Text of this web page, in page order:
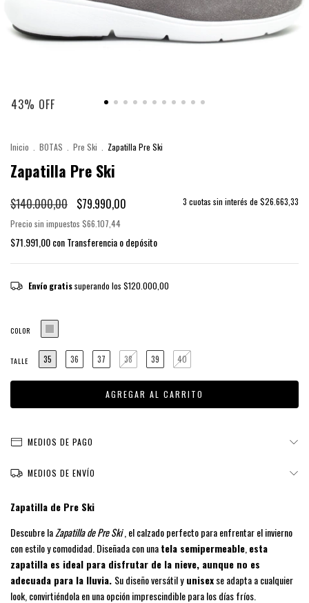
43% OFF
Inicio BOTAS Pre Ski Zapatilla Pre Ski
Zapatilla Pre Ski
$140.000,00 $79.990,00 3 cuotas sin interés de $26.663,33
Precio sin impuestos $66.107,44
$71.991,00conTransferencia o depósito
Envío gratis superando los $120.000,00
COLOR
TALLE 35 36 37 38 39 40
MEDIOS DE PAGO
MEDIOS DE ENVÍO
Zapatilla de Pre Ski
Descubre laZapatilla de Pre Ski , el calzado perfecto para enfrentar el invierno
con estilo y comodidad. Diseñada con unatela semipermeable esta
zapatilla es ideal para disfrutar de la nieve, aunque no es
adecuada para la lluvia. Su diseño versátil yunisexse adapta a cualquier
look, convirtiéndola en una opción imprescindible para los días fríos.